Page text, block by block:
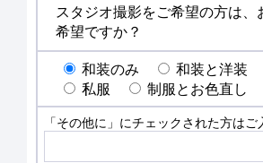
スタジオ撮影をご希望の方は、
希望ですか？
和装のみ
和装と洋装
私服
制服とお色直し
「その他に」にチェックされた方は